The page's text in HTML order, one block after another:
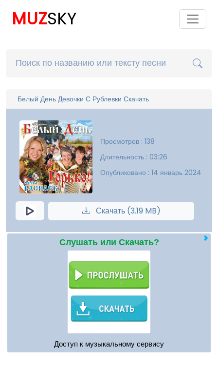
MUZSKY
Белый День Девочки С Рублевки Скачать
Просмотров : 138
Длительность : 03:26
Опубликовано : 14 январь 2024
Скачать (3.19 MB)
Слушать или Скачать?
Доступ к музыкальному сервису